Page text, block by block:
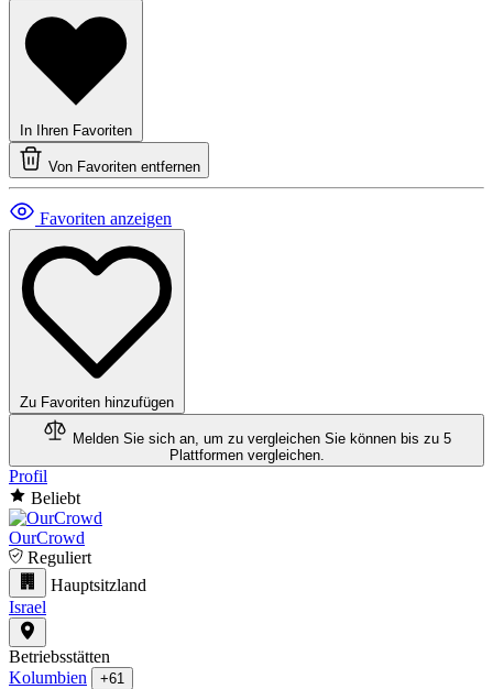
In Ihren Favoriten
Von Favoriten entfernen
Favoriten anzeigen
Zu Favoriten hinzufügen
Melden Sie sich an, um zu vergleichen Sie können bis zu 5
Plattformen vergleichen.
Profil
Beliebt
OurCrowd
Reguliert
Hauptsitzland
Israel
Betriebsstätten
Kolumbien
+61